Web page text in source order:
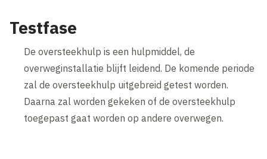
Testfase
De oversteekhulp is een hulpmiddel, de
overweginstallatie blijft leidend. De komende periode
zal de oversteekhulp uitgebreid getest worden.
Daarna zal worden gekeken of de oversteekhulp
toegepast gaat worden op andere overwegen.